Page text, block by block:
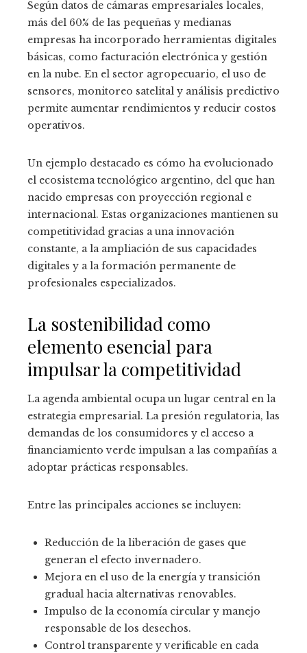
Según datos de cámaras empresariales locales,
más del 60% de las pequeñas y medianas
empresas ha incorporado herramientas digitales
básicas, como facturación electrónica y gestión
en la nube. En el sector agropecuario, el uso de
sensores, monitoreo satelital y análisis predictivo
permite aumentar rendimientos y reducir costos
operativos.
Un ejemplo destacado es cómo ha evolucionado
el ecosistema tecnológico argentino, del que han
nacido empresas con proyección regional e
internacional. Estas organizaciones mantienen su
competitividad gracias a una innovación
constante, a la ampliación de sus capacidades
digitales y a la formación permanente de
profesionales especializados.
La sostenibilidad como
elemento esencial para
impulsar la competitividad
La agenda ambiental ocupa un lugar central en la
estrategia empresarial. La presión regulatoria, las
demandas de los consumidores y el acceso a
financiamiento verde impulsan a las compañías a
adoptar prácticas responsables.
Entre las principales acciones se incluyen:
Reducción de la liberación de gases que
generan el efecto invernadero.
Mejora en el uso de la energía y transición
gradual hacia alternativas renovables.
Impulso de la economía circular y manejo
responsable de los desechos.
Control transparente y verificable en cada